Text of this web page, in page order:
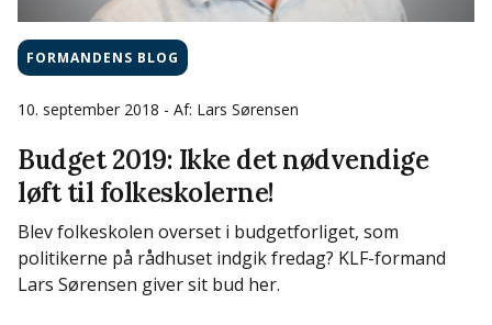
FORMANDENS BLOG
10. september 2018 - Af: Lars Sørensen
Budget 2019: Ikke det nødvendige
løft til folkeskolerne!
Blev folkeskolen overset i budgetforliget, som
politikerne på rådhuset indgik fredag? KLF-formand
Lars Sørensen giver sit bud her.